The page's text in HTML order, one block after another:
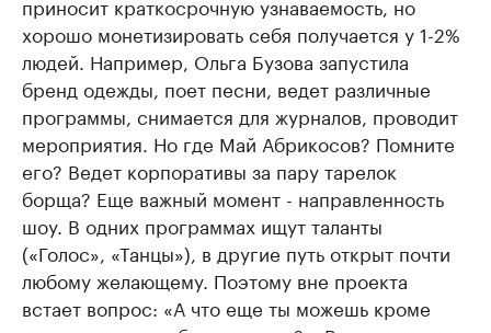
приносит краткосрочную узнаваемость, но
хорошо монетизировать себя получается у 1-2%
людей. Например, Ольга Бузова запустила
бренд одежды, поет песни, ведет различные
программы, снимается для журналов, проводит
мероприятия. Но где Май Абрикосов? Помните
его? Ведет корпоративы за пару тарелок
борща? Еще важный момент - направленность
шоу. В одних программах ищут таланты
(«Голос», «Танцы»), в другие путь открыт почти
любому желающему. Поэтому вне проекта
встает вопрос: «А что еще ты можешь кроме